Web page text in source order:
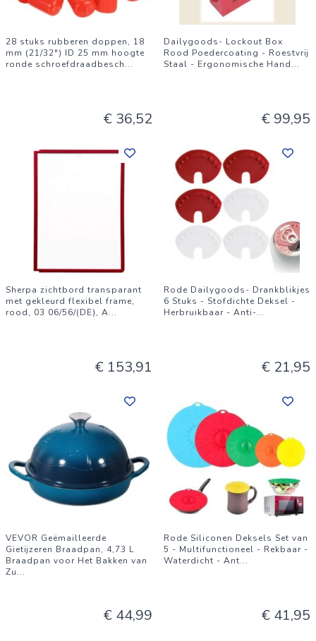
28 stuks rubberen doppen, 18
mm (21/32") ID 25 mm hoogte
ronde schroefdraadbesch...
€ 36,52
Dailygoods- Lockout Box
Rood Poedercoating - Roestvrij
Staal - Ergonomische Hand...
€ 99,95
Sherpa zichtbord transparant
met gekleurd flexibel frame,
rood, 03 06/56/(DE), A...
€ 153,91
Rode Dailygoods- Drankblikjes
6 Stuks - Stofdichte Deksel -
Herbruikbaar - Anti-...
€ 21,95
VEVOR Geëmailleerde
Gietijzeren Braadpan, 4,73 L
Braadpan voor Het Bakken van
Zu...
€ 44,99
Rode Siliconen Deksels Set van
5 - Multifunctioneel - Rekbaar -
Waterdicht - Ant...
€ 41,95